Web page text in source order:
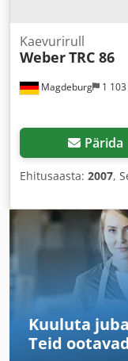
Magdeburg 1
Kaevurirull
WeberTRC 86
Pärida
Ehitusaasta: 2007,
Kuuluta
Teid ootavad